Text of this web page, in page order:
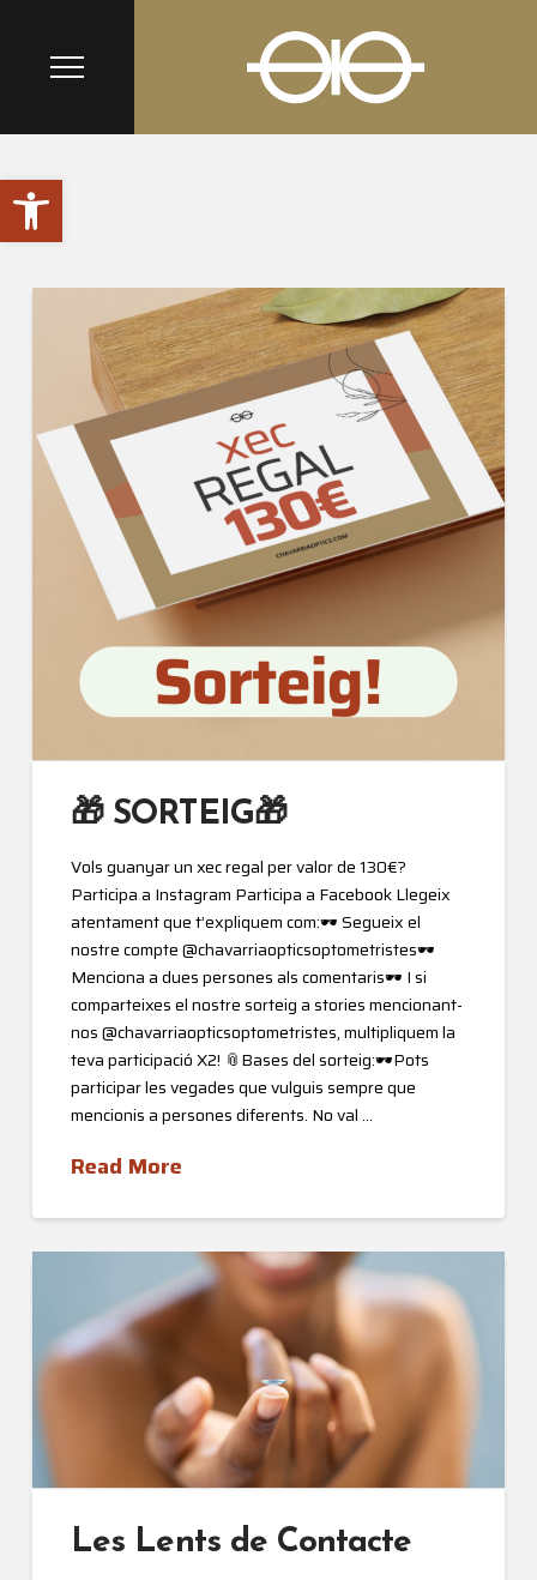
Obre la barra d'eines
🎁 SORTEIG🎁
Vols guanyar un xec regal per valor de 130€?
Participa a Instagram Participa a Facebook Llegeix
atentament que t’expliquem com:🕶️ Segueix el
nostre compte @chavarriaopticsoptometristes🕶️
Menciona a dues persones als comentaris🕶️ I si
comparteixes el nostre sorteig a stories mencionant-
nos @chavarriaopticsoptometristes, multipliquem la
teva participació X2! 📎Bases del sorteig:🕶️Pots
participar les vegades que vulguis sempre que
mencionis a persones diferents. No val …
Read More
Les Lents de Contacte